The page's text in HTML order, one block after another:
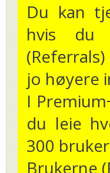
Du kan
hvis du
jo høyere
I
du leie
300
Brukerne